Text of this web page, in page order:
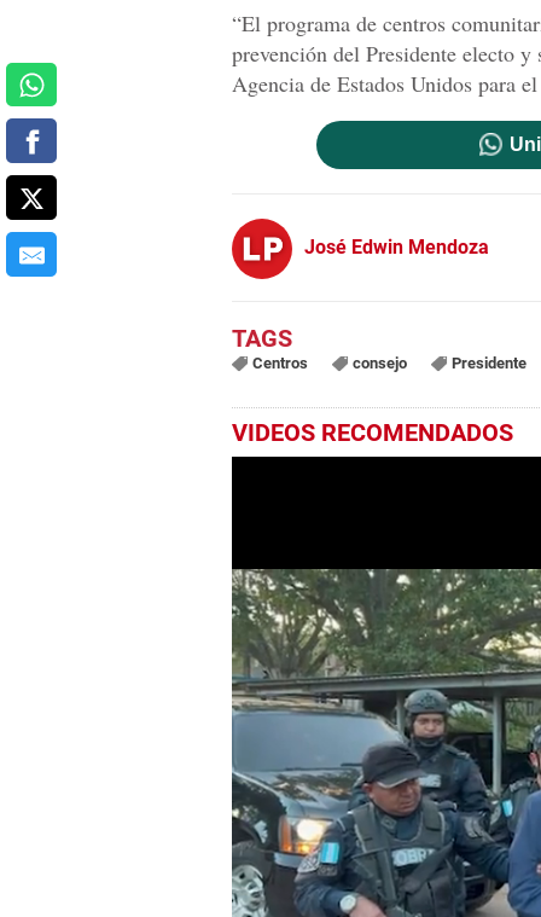
“El programa de centros
prevención del Presidente electo
Agencia de Estados Unidos para
José Edwin Mendoza
Centros consejo Presidente
VIDEOS RECOMENDADOS
0